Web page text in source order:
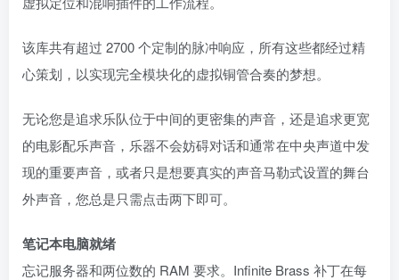
该库共有超过 2700 个定制的脉冲响应，所有这些都经过精
心策划，以实现完全模块化的虚拟铜管合奏的梦想。
无论您是追求乐队位于中间的更密集的声音，还是追求更宽
的电影配乐声音，乐器不会妨碍对话和通常在中央声道中发
现的重要声音，或者只是想要真实的声音马勒式设置的舞台
外声音，您总是只需点击两下即可。
笔记本电脑就绪
忘记服务器和两位数的 RAM 要求。Infinite Brass 补丁在每